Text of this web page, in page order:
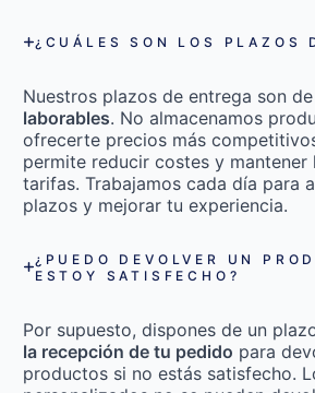
¿CUÁLES SON LOS PLAZOS
Nuestros plazos de entrega son de
laborables. No almacenamos
ofrecerte precios más
permite reducir costes y mantener
tarifas. Trabajamos cada día para
plazos y mejorar tu experiencia.
¿PUEDO DEVOLVER UN
ESTOY SATISFECHO?
Por supuesto, dispones de un
la recepción de tu pedido para
productos si no estás satisfecho.